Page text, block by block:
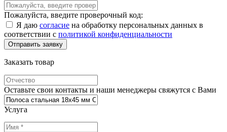
Пожалуйста, введите проверочный код:
Я даю согласие на обработку персональных данных в
соответствии с политикой конфиденциальности
Заказать товар
Оставьте свои контакты и наши менеджеры свяжутся с Вами
Услуга